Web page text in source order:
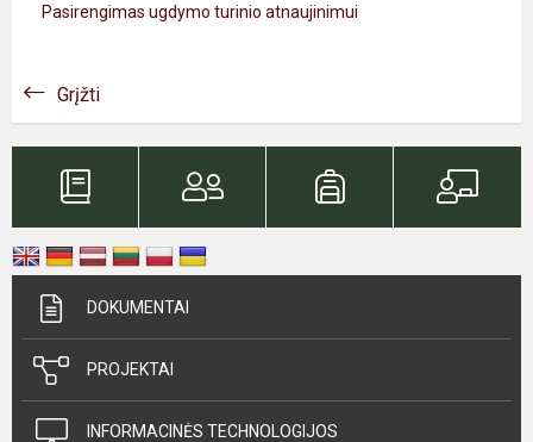
Pasirengimas ugdymo turinio atnaujinimui
Grįžti
DOKUMENTAI
PROJEKTAI
INFORMACINĖS TECHNOLOGIJOS